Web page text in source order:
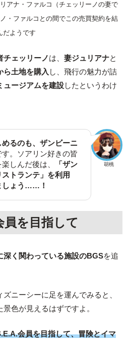
アナ・ファルコ（チェッリーノの妻で
・ファルコとの間でこの売買契約を結
だようです
チェッリーノは、 妻ジュリアナと
ら土地を購入 し、飛行の魅力が詰
ュージアムを建設したというわけ
胡桃
るのも、ザンビーニ
。ソアリン好きの皆
しんだ後は、
「ザン
トランテ」を利用
しょう……！
を目指して
深く関わっている施設のBGSを追
ニーシーに足を運んでみると、
色が見えるはずですよ。
会員を目指して、冒険とイマ